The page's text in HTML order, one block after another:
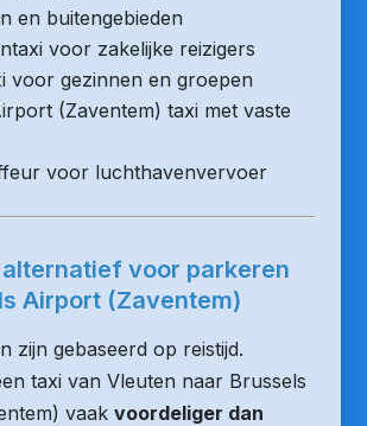
en buitengebieden
voor zakelijke reizigers
voor gezinnen en groepen
(Zaventem) taxi met vaste
voor luchthavenvervoer
voor parkeren
Airport (Zaventem)
zijn gebaseerd op reistijd.
taxi van Vleuten naar Brussels
vaak voordeliger dan